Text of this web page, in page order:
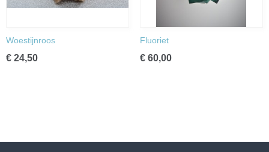
Woestijnroos
€ 24,50
Fluoriet
€ 60,00